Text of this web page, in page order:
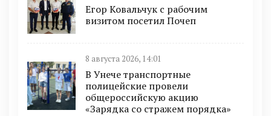
Егор Ковальчук с рабочим
визитом посетил Почеп
8 августа 2026, 14:01
В Унече транспортные
полицейские провели
общероссийскую акцию
«Зарядка со стражем порядка»